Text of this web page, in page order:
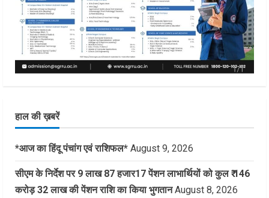
हाल की ख़बरें
*आज का हिंदू पंचांग एवं राशिफल* August 9, 2026
सीएम के निर्देश पर 9 लाख 87 हजार17 पेंशन लाभार्थियों को कुल ₹ 146
करोड़ 32 लाख की पेंशन राशि का किया भुगतान August 8, 2026